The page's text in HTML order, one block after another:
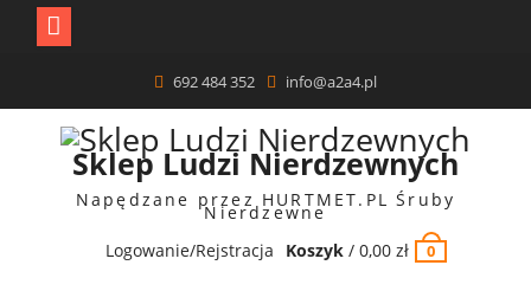
content
692 484 352 info@a2a4.pl
Sklep Ludzi Nierdzewnych
Napędzane przez HURTMET.PL Śruby
Nierdzewne
Logowanie/Rejstracja
Koszyk /0,00zł 0